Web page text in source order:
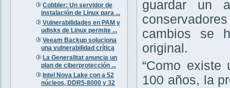
Cobbler: Un servidor de
instalación de Linux para ...
Vulnerabilidades en PAM y
udisks de Linux permite ...
Veeam Backup soluciona
una vulnerabilidad crítica
La Generalitat anuncia un
plan de ciberprotección ...
Intel Nova Lake con a 52
núcleos, DDR5-8000 y 32
guardar un
cambios se
original.
“Como
100 años, la